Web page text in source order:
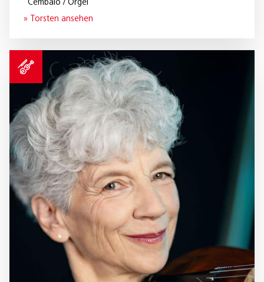
» Torsten ansehen